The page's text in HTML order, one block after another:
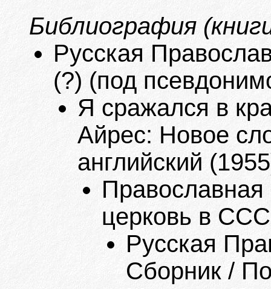
Библиография
Русская
(?) (под
Я сражался в
Айрес: Новое
английский
церковь в
Русская
Сборник /